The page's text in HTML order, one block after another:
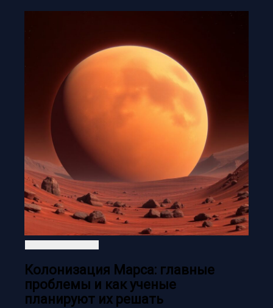
Колонизация Марса: главные
проблемы и как ученые
планируют их решать